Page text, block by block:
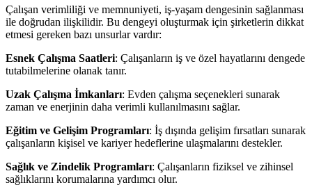
Çalışan verimliliği ve memnuniyeti, iş-yaşam dengesinin sağlanması
ile doğrudan ilişkilidir. Bu dengeyi oluşturmak için şirketlerin dikkat
etmesi gereken bazı unsurlar vardır:
Esnek Çalışma Saatleri: Çalışanların iş ve özel hayatlarını dengede
tutabilmelerine olanak tanır.
Uzak Çalışma İmkanları: Evden çalışma seçenekleri sunarak
zaman ve enerjinin daha verimli kullanılmasını sağlar.
Eğitim ve Gelişim Programları: İş dışında gelişim fırsatları sunarak
çalışanların kişisel ve kariyer hedeflerine ulaşmalarını destekler.
Sağlık ve Zindelik Programları: Çalışanların fiziksel ve zihinsel
sağlıklarını korumalarına yardımcı olur.